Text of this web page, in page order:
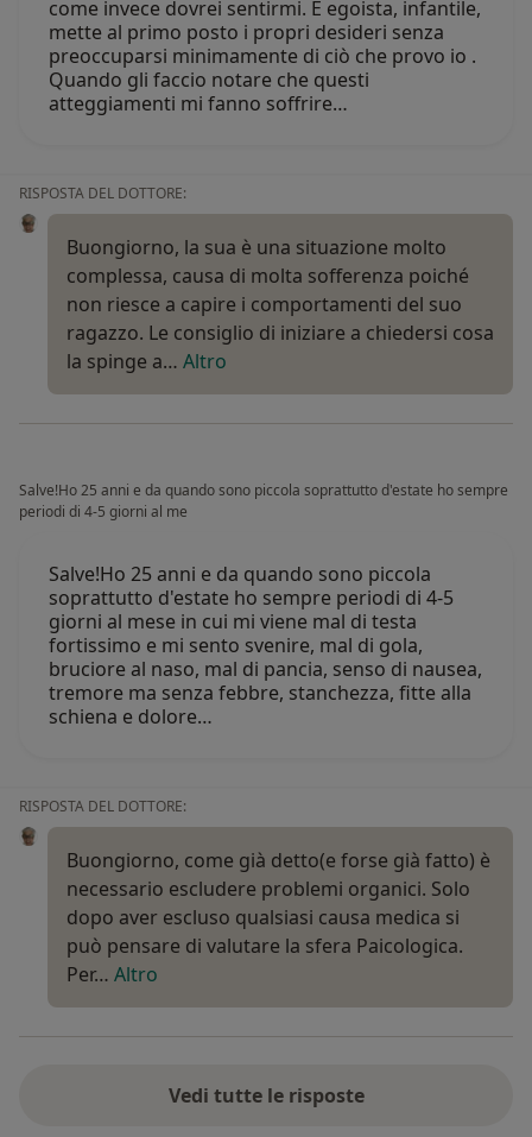
come invece dovrei sentirmi. È egoista, infantile,
mette al primo posto i propri desideri senza
preoccuparsi minimamente di ciò che provo io .
Quando gli faccio notare che questi
atteggiamenti mi fanno soffrire…
RISPOSTA DEL DOTTORE:
Buongiorno, la sua è una situazione molto
complessa, causa di molta sofferenza poiché
non riesce a capire i comportamenti del suo
ragazzo. Le consiglio di iniziare a chiedersi cosa
la spinge a… Altro
Salve!Ho 25 anni e da quando sono piccola soprattutto d'estate ho sempre
periodi di 4-5 giorni al me
Salve!Ho 25 anni e da quando sono piccola
soprattutto d'estate ho sempre periodi di 4-5
giorni al mese in cui mi viene mal di testa
fortissimo e mi sento svenire, mal di gola,
bruciore al naso, mal di pancia, senso di nausea,
tremore ma senza febbre, stanchezza, fitte alla
schiena e dolore…
RISPOSTA DEL DOTTORE:
Buongiorno, come già detto(e forse già fatto) è
necessario escludere problemi organici. Solo
dopo aver escluso qualsiasi causa medica si
può pensare di valutare la sfera Paicologica.
Per… Altro
Vedi tutte le risposte